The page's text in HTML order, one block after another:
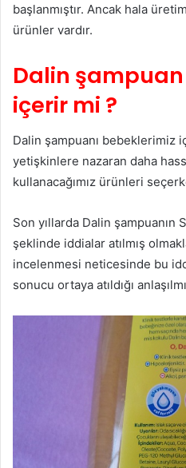
başlanmıştır. Ancak hala
ürünler vardır.
Dalin
içerir mi ?
Dalin şampuanı bebeklerimiz
yetişkinlere nazaran daha
kullanacağımız ürünleri
Son yıllarda Dalin şampuanın
şeklinde iddialar atılmış
incelenmesi neticesinde bu
sonucu ortaya atıldığı